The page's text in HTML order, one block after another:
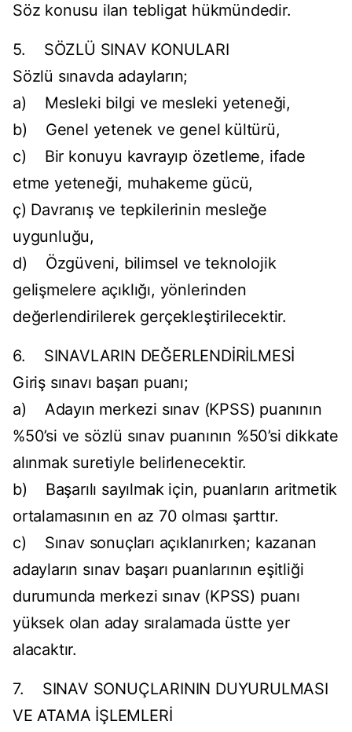
Söz konusu ilan tebligat hükmündedir.
5. SÖZLÜ SINAV KONULARI
Sözlü sınavda adayların;
a) Mesleki bilgi ve mesleki yeteneği,
b) Genel yetenek ve genel kültürü,
c) Bir konuyu kavrayıp özetleme, ifade
etme yeteneği, muhakeme gücü,
ç) Davranış ve tepkilerinin mesleğe
uygunluğu,
d) Özgüveni, bilimsel ve teknolojik
gelişmelere açıklığı, yönlerinden
değerlendirilerek gerçekleştirilecektir.
6. SINAVLARIN DEĞERLENDİRİLMESİ
Giriş sınavı başarı puanı;
a) Adayın merkezi sınav (KPSS) puanının
%50’si ve sözlü sınav puanının %50’si dikkate
alınmak suretiyle belirlenecektir.
b) Başarılı sayılmak için, puanların aritmetik
ortalamasının en az 70 olması şarttır.
c) Sınav sonuçları açıklanırken; kazanan
adayların sınav başarı puanlarının eşitliği
durumunda merkezi sınav (KPSS) puanı
yüksek olan aday sıralamada üstte yer
alacaktır.
7. SINAV SONUÇLARININ DUYURULMASI
VE ATAMA İŞLEMLERİ